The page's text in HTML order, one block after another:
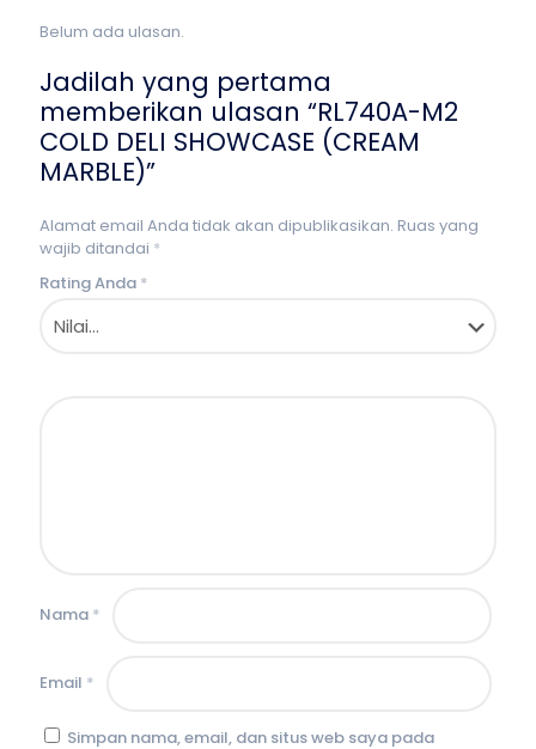
Belum ada ulasan.
Jadilah yang pertama
memberikan ulasan “RL740A-M2
COLD DELI SHOWCASE (CREAM
MARBLE)”
Alamat email Anda tidak akan dipublikasikan. Ruas yang
wajib ditandai *
Rating Anda *
Nama *
Email *
Simpan nama, email, dan situs web saya pada